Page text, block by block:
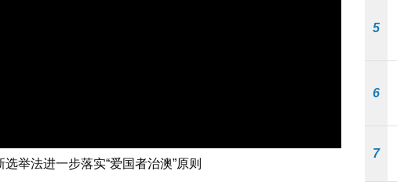
选举法进一步落实“爱国者治澳”原则
5
6
7